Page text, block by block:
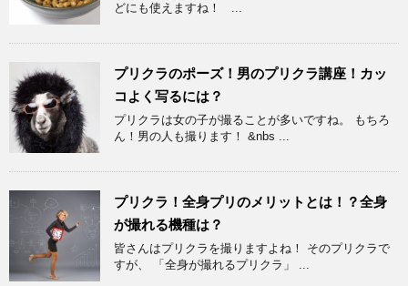
どにも使えますね！ ...
プリクラのポーズ！男のプリクラ講座！カッ
コよく写るには？
プリクラは女の子が撮ることが多いですね。 もちろ
ん！男の人も撮ります！ &nbs ...
プリクラ！全身プリのメリットとは！？全身
が撮れる機種は？
皆さんはプリクラを撮りますよね！ そのプリクラで
すが、 「全身が撮れるプリクラ」 ...